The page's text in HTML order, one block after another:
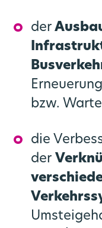
der
bzw.
die
der